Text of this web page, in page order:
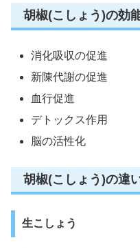
胡椒(こしょう)の効
消化吸収の促進
新陳代謝の促進
血行促進
デトックス作用
脳の活性化
胡椒(こしょう)の違
生こしょう